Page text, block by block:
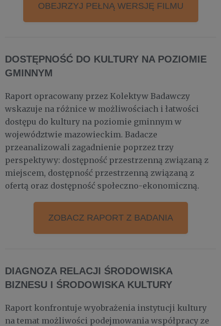
OBEJRZYJ PEŁNĄ WERSJĘ FILMU
DOSTĘPNOŚĆ DO KULTURY NA POZIOMIE
GMINNYM
Raport opracowany przez Kolektyw Badawczy
wskazuje na różnice w możliwościach i łatwości
dostępu do kultury na poziomie gminnym w
województwie mazowieckim. Badacze
przeanalizowali zagadnienie poprzez trzy
perspektywy: dostępność przestrzenną związaną z
miejscem, dostępność przestrzenną związaną z
ofertą oraz dostępność społeczno-ekonomiczną.
ZOBACZ RAPORT Z BADANIA
DIAGNOZA RELACJI ŚRODOWISKA
BIZNESU I ŚRODOWISKA KULTURY
Raport konfrontuje wyobrażenia instytucji kultury
na temat możliwości podejmowania współpracy ze